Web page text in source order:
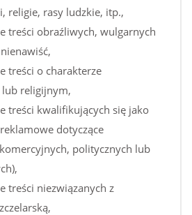
religie, rasy ludzkie, itp.,
treści obraźliwych, wulgarnych
treści o charakterze
religijnym,
treści kwalifikujących się jako
dotyczące
politycznych lub
treści niezwiązanych z